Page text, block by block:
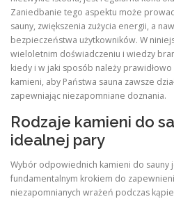
Zaniedbanie tego aspektu może
sauny, zwiększenia zużycia energii, a
bezpieczeństwa użytkowników. W
wieloletnim doświadczeniu i wiedzy
kiedy i w jaki sposób należy
kamieni, aby Państwa sauna zawsze
zapewniając niezapomniane doznania.
Rodzaje kamieni do
idealnej pary
Wybór odpowiednich kamieni do sauny
fundamentalnym krokiem do
niezapomnianych wrażeń podczas